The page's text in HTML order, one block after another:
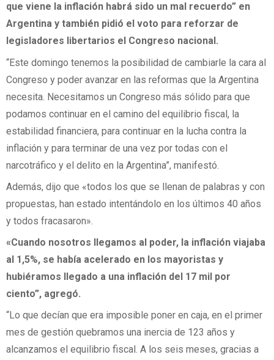
que viene la inflación habrá sido un mal recuerdo” en
Argentina y también pidió el voto para reforzar de
legisladores libertarios el Congreso nacional.
“Este domingo tenemos la posibilidad de cambiarle la cara al
Congreso y poder avanzar en las reformas que la Argentina
necesita. Necesitamos un Congreso más sólido para que
podamos continuar en el camino del equilibrio fiscal, la
estabilidad financiera, para continuar en la lucha contra la
inflación y para terminar de una vez por todas con el
narcotráfico y el delito en la Argentina”, manifestó.
Además, dijo que «todos los que se llenan de palabras y con
propuestas, han estado intentándolo en los últimos 40 años
y todos fracasaron».
«Cuando nosotros llegamos al poder, la inflación viajaba
al 1,5%, se había acelerado en los mayoristas y
hubiéramos llegado a una inflación del 17 mil por
ciento”, agregó.
“Lo que decían que era imposible poner en caja, en el primer
mes de gestión quebramos una inercia de 123 años y
alcanzamos el equilibrio fiscal. A los seis meses, gracias a